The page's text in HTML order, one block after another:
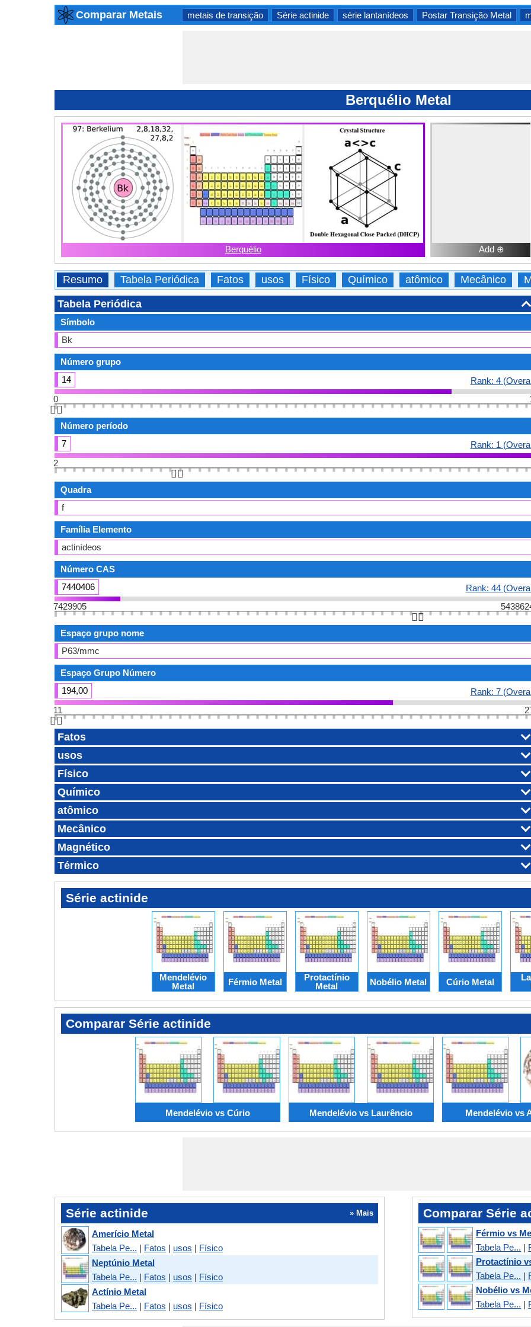
Comparar Metais metais de transição Série actinide série lantanídeos Postar Transição Metal
Berquélio Metal
Berquélio Add ⊕
Resumo Tabela Periódica Fatos usos Físico Químico atômico Mecânico
Tabela Periódica
Símbolo
Bk
Número grupo
14
Rank: 4
0
👆🏻
Número período
7
Rank: 1
2
👆🏻
Quadra
f
Família Elemento
actinídeos
Número CAS
7440406
Rank: 44
7429905
👆🏻
Espaço grupo nome
P63/mmc
Espaço Grupo Número
194,00
Rank: 7
11
👆🏻
Fatos
usos
Físico
Químico
atômico
Mecânico
Magnético
Térmico
Série actinide
Mendelévio
Metal
Férmio Metal
Protactínio
Metal
Nobélio Metal Cúrio Metal
Comparar Série actinide
Mendelévio vs Cúrio Mendelévio vs Laurêncio Mendelévio vs
Série actinide » Mais
Amerício Metal
Tabela Pe... | Fatos | usos | Físico
Neptúnio Metal
Tabela Pe... | Fatos | usos | Físico
Actínio Metal
Tabela Pe... | Fatos | usos | Físico
Comparar Série
Férmio vs
Tabela Pe... |
Protactínio
Tabela Pe... |
Nobélio vs
Tabela Pe... |